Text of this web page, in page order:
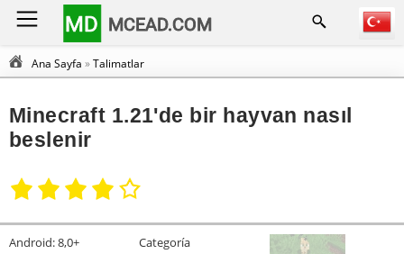
MD MCEAD.COM
Ana Sayfa »Talimatlar
Minecraft 1.21'de bir hayvan nasıl
beslenir
Android:8,0+ Categoría